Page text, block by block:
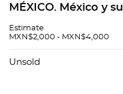
MÉXICO. México y su
Enciclopedia de
Estimate
MXN$2,000 - MXN$4,000
Unsold